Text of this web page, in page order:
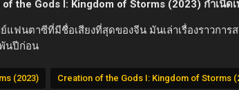
of the Gods I: Kingdom of Storms (2023) กำเนิด
ฟนตาซีที่มีชื่อเสียงที่สุดของจีน มันเล่าเรื่องราวกา
นปีก่อน
(2023) Creation of the Gods I: Kingdom of Storms